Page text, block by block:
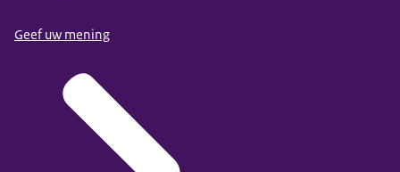
Geef uw mening